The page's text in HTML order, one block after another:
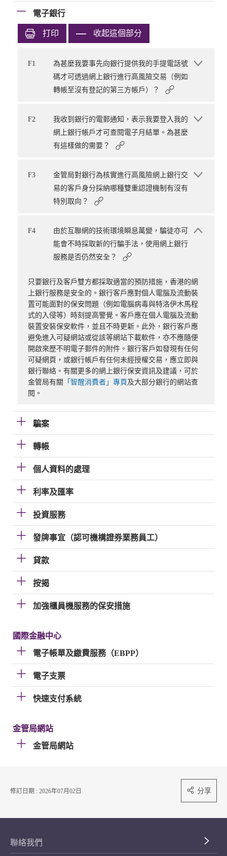
電子銀行
打印 收起這個部分
F1
為甚麼我要事先向銀行提供我的手提電話號
碼才可透過網上銀行進行高風險交易（例如
轉帳至沒有登記的第三方帳戶）？
F2
我收到銀行的電郵通知，表示我要登入我的
網上銀行帳戶才可查閱電子月結單。為甚麼
有這樣做的需要？
F3
金管局對銀行為核實進行高風險網上銀行交
易的客戶身分採納哪種雙重認證機制有沒有
特別取向？
F4
由於互聯網的技術環境瞬息萬變，騙徒亦可
能會不時採取新的行騙手法，使用網上銀行
服務是否仍然安全？
只要銀行及客戶雙方都採取適當的預防措施，香港的網
上銀行服務是安全的。銀行客戶應對個人電腦及流動裝
置可能面對的保安問題（例如電腦病毒與特洛伊木馬程
式的入侵等）時刻提高警覺。客戶應在個人電腦及流動
裝置安裝保安軟件，並且不時更新。此外，銀行客戶應
避免進入可疑網站或從該等網站下載軟件，亦不應隨便
開啟來歷不明電子郵件的附件。銀行客戶如發現有任何
可疑網頁，或銀行帳戶有任何未經授權交易，應立即與
銀行聯絡。有關更多的網上銀行保安資訊及建議，可於
金管局有關
「智醒消費者」專頁 及大部分銀行的網站查
閱。
騙案
轉帳
個人資料的處理
利率及匯率
投資服務
發牌事宜（認可機構證券業務員工）
貸款
按揭
加強櫃員機服務的保安措施
國際金融中心
電子帳單及繳費服務（EBPP）
電子支票
快速支付系統
金管局網站
金管局網站
修訂日期 : 2026年07月02日 分享
聯絡我們